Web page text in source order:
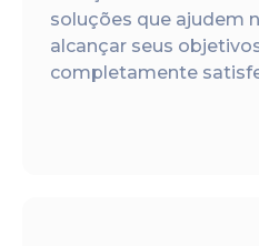
soluções que ajudem
alcançar seus
completamente